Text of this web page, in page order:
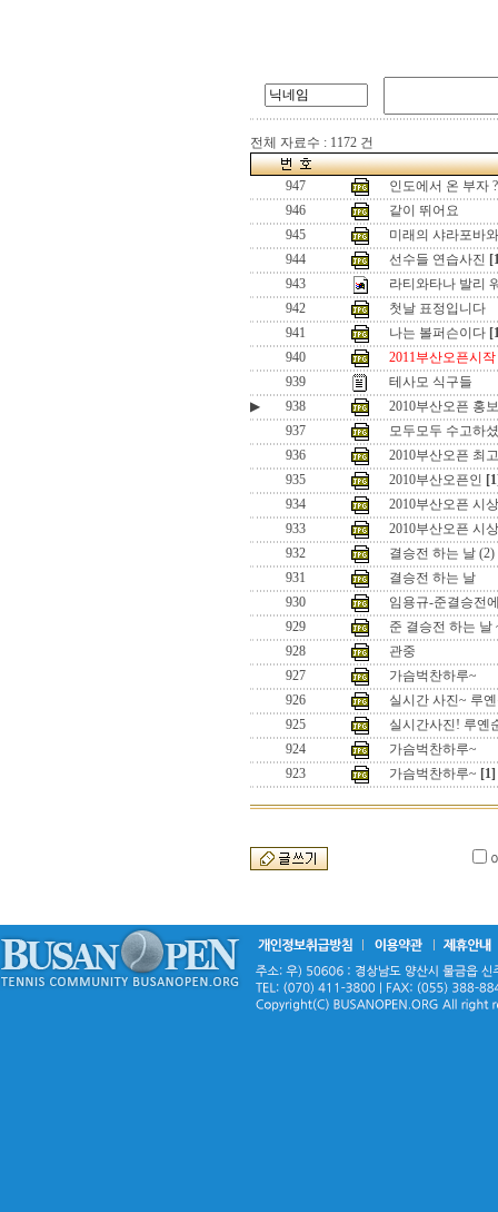
전체 자료수 : 1172 건
947
인도에서 온 부자
946
같이 뛰어요
945
미래의 샤라포바
944
선수들 연습사진
943
라티와타나 발리
942
첫날 표정입니다
941
나는 볼퍼슨이다
940
2011부산오픈시작
939
테사모 식구들
▶
938
2010부산오픈 홍
937
모두모두 수고하
936
2010부산오픈 최
935
2010부산오픈인
934
2010부산오픈 시
933
2010부산오픈 시
932
결승전 하는 날 (2)
931
결승전 하는 날
930
임용규-준결승전
929
준 결승전 하는 날
928
관중
927
가슴벅찬하루~
926
실시간 사진~ 루
925
실시간사진! 루옌
924
가슴벅찬하루~
923
가슴벅찬하루~ [1]